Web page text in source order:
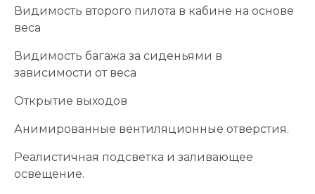
Видимость второго пилота в кабине на основе
веса
Видимость багажа за сиденьями в
зависимости от веса
Открытие выходов
Анимированные вентиляционные отверстия.
Реалистичная подсветка и заливающее
освещение.